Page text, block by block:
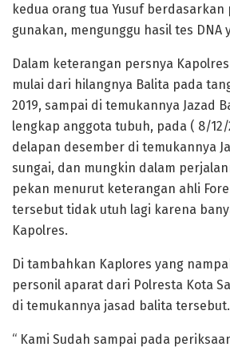
kedua orang tua Yusuf berdasarkan
gunakan, mengunggu hasil tes DNA
Dalam keterangan persnya
mulai dari hilangnya Balita pada
2019, sampai di temukannya Jazad
lengkap anggota tubuh, pada ( 8/12/
delapan desember di temukannya
sungai, dan mungkin dalam
pekan menurut keterangan ahli
tersebut tidak utuh lagi karena
Kapolres.
Di tambahkan Kaplores yang
personil aparat dari Polresta Kota
di temukannya jasad balita tersebut.
“ Kami Sudah sampai pada